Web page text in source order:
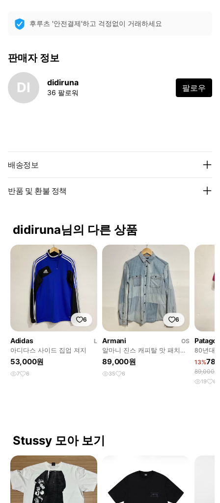
후루츠 '안전결제'하고 걱정없이 거래하세요
판매자 정보
DI didiruna
36 팔로워 팔로우
배송정보
반품 및 환불 정책
didiruna님의 다른 상품
6
Adidas
L
아디다스 사이드 집업 져지
53,000원
7 6
6
Armani
OS
알마니 진스 캐피탈 맛 패치워
크 워크셔츠
89,000원
35 6
80년대
츠
13%
89,000원
19 6
Stussy 모아 보기